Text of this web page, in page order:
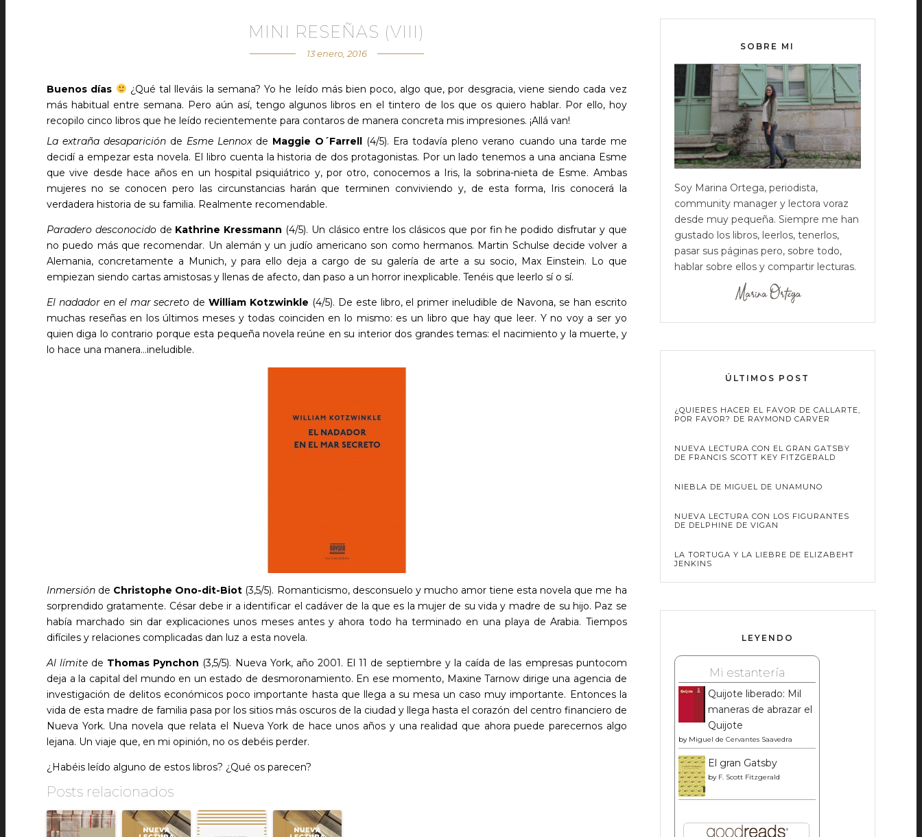
MINI RESEÑAS (VIII)
13 enero, 2016
Buenos días
¿Qué tal lleváis la semana? Yo he leído más bien poco, algo que, por desgracia, viene siendo cada vez
más habitual entre semana. Pero aún así, tengo algunos libros en el tintero de los que os quiero hablar. Por ello, hoy
recopilo cinco libros que he leído recientemente para contaros de manera concreta mis impresiones. ¡Allá van!
La extraña desaparición de Esme Lennoxde Maggie O´Farrell (4/5). Era todavía pleno verano cuando una tarde me
decidí a empezar esta novela. El libro cuenta la historia de dos protagonistas. Por un lado tenemos a una anciana Esme
que vive desde hace años en un hospital psiquiátrico y, por otro, conocemos a Iris, la sobrina-nieta de Esme. Ambas
mujeres no se conocen pero las circunstancias harán que terminen conviviendo y, de esta forma, Iris conocerá la
verdadera historia de su familia. Realmente recomendable.
Paradero desconocidode Kathrine Kressmann (4/5). Un clásico entre los clásicos que por fin he podido disfrutar y que
no puedo más que recomendar. Un alemán y un judío americano son como hermanos. Martin Schulse decide volver a
Alemania, concretamente a Munich, y para ello deja a cargo de su galería de arte a su socio, Max Einstein. Lo que
empiezan siendo cartas amistosas y llenas de afecto, dan paso a un horror inexplicable. Tenéis que leerlo sí o sí.
El nadador en el mar secreto deWilliam Kotzwinkle (4/5). De este libro, el primer ineludible de Navona, se han escrito
muchas reseñas en los últimos meses y todas coinciden en lo mismo: es un libro que hay que leer. Y no voy a ser yo
quien diga lo contrario porque esta pequeña novela reúne en su interior dos grandes temas: el nacimiento y la muerte, y
lo hace una manera…ineludible.
Inmersión de Christophe Ono-dit-Biot (3,5/5). Romanticismo, desconsuelo y mucho amor tiene esta novela que me ha
sorprendido gratamente. César debe ir a identificar el cadáver de la que es la mujer de su vida y madre de su hijo. Paz se
había marchado sin dar explicaciones unos meses antes y ahora todo ha terminado en una playa de Arabia. Tiempos
difíciles y relaciones complicadas dan luz a esta novela.
Al límite de Thomas Pynchon (3,5/5). Nueva York, año 2001. El 11 de septiembre y la caída de las empresas puntocom
deja a la capital del mundo en un estado de desmoronamiento. En ese momento, Maxine Tarnow dirige una agencia de
investigación de delitos económicos poco importante hasta que llega a su mesa un caso muy importante. Entonces la
vida de esta madre de familia pasa por los sitios más oscuros de la ciudad y llega hasta el corazón del centro financiero de
Nueva York. Una novela que relata el Nueva York de hace unos años y una realidad que ahora puede parecernos algo
lejana. Un viaje que, en mi opinión, no os debéis perder.
¿Habéis leído alguno de estos libros? ¿Qué os parecen?
Posts relacionados
SOBRE MI
Soy Marina Ortega, periodista,
community manager y lectora voraz
desde muy pequeña. Siempre me han
gustado los libros, leerlos, tenerlos,
pasar sus páginas pero, sobre todo,
hablar sobre ellos y compartir lecturas.
ÚLTIMOS POST
¿QUIERES HACER EL FAVOR DE CALLARTE,
POR FAVOR? DE RAYMOND CARVER
NUEVA LECTURA CON EL GRAN GATSBY
DE FRANCIS SCOTT KEY FITZGERALD
NIEBLA DE MIGUEL DE UNAMUNO
NUEVA LECTURA CON LOS FIGURANTES
DE DELPHINE DE VIGAN
LA TORTUGA Y LA LIEBRE DE ELIZABEHT
JENKINS
LEYENDO
Mi estantería
Quijote liberado: Mil
maneras de abrazar el
Quijote
by Miguel de Cervantes Saavedra
El gran Gatsby
by F. Scott Fitzgerald